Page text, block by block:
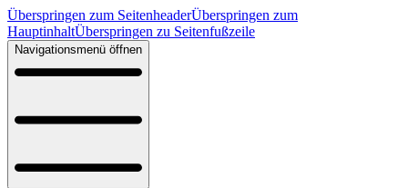
Überspringen zum SeitenheaderÜberspringen zum
HauptinhaltÜberspringen zu Seitenfußzeile
Navigationsmenü öffnen